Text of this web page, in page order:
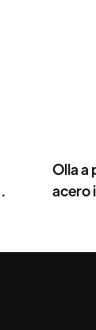
Olla a
acero